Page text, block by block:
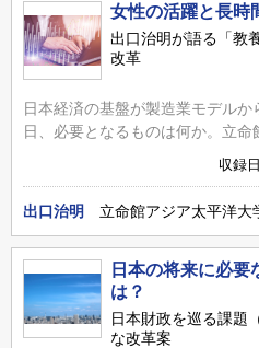
女性の活躍と長時
出口治明が語る「教
改革
日本経済の基盤が製造業モデル
日、必要となるものは何か。立命
収録
出口治明 立命館アジア太平洋大
日本の将来に必要
は？
日本財政を巡る課題
な改革案